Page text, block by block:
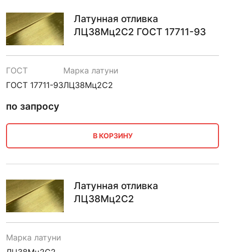
Латунная отливка
ЛЦ38Мц2С2 ГОСТ 17711-93
ГОСТ
ГОСТ 17711-93
Марка латуни
ЛЦ38Мц2С2
по запросу
В КОРЗИНУ
Латунная отливка
ЛЦ38Мц2С2
Марка латуни